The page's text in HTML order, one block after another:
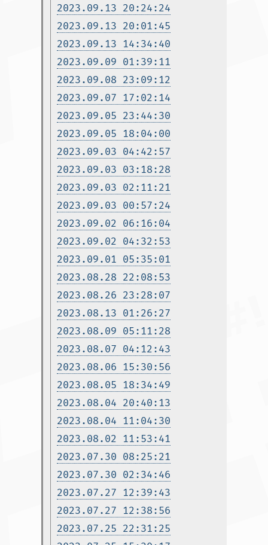
2023.09.13 20:24:24
2023.09.13 20:01:45
2023.09.13 14:34:40
2023.09.09 01:39:11
2023.09.08 23:09:12
2023.09.07 17:02:14
2023.09.05 23:44:30
2023.09.05 18:04:00
2023.09.03 04:42:57
2023.09.03 03:18:28
2023.09.03 02:11:21
2023.09.03 00:57:24
2023.09.02 06:16:04
2023.09.02 04:32:53
2023.09.01 05:35:01
2023.08.28 22:08:53
2023.08.26 23:28:07
2023.08.13 01:26:27
2023.08.09 05:11:28
2023.08.07 04:12:43
2023.08.06 15:30:56
2023.08.05 18:34:49
2023.08.04 20:40:13
2023.08.04 11:04:30
2023.08.02 11:53:41
2023.07.30 08:25:21
2023.07.30 02:34:46
2023.07.27 12:39:43
2023.07.27 12:38:56
2023.07.25 22:31:25